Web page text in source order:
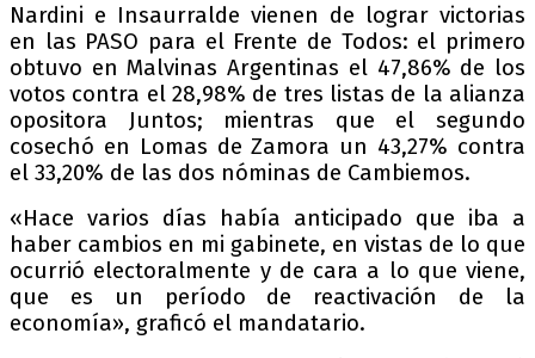
Nardini e Insaurralde vienen de lograr victorias
en las PASO para el Frente de Todos: el primero
obtuvo en Malvinas Argentinas el 47,86% de los
votos contra el 28,98% de tres listas de la alianza
opositora Juntos; mientras que el segundo
cosechó en Lomas de Zamora un 43,27% contra
el 33,20% de las dos nóminas de Cambiemos.
«Hace varios días había anticipado que iba a
haber cambios en mi gabinete, en vistas de lo que
ocurrió electoralmente y de cara a lo que viene,
que es un período de reactivación de la
economía», graficó el mandatario.